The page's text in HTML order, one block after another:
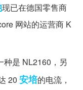
现已在德国零售商
网站的运营商 K
种是 NL2160，另
20 安培的电流，